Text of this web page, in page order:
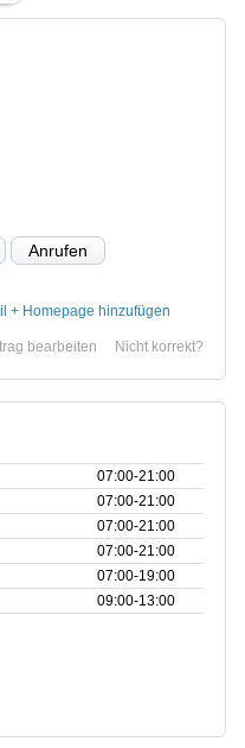
Anrufen
+ Homepage hinzufügen
Nicht korrekt?
bearbeiten
07:00‑21:00
07:00‑21:00
07:00‑21:00
07:00‑21:00
07:00‑19:00
09:00‑13:00